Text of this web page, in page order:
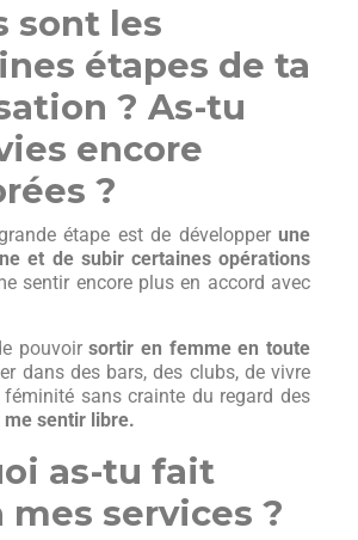
sont les
étapes de ta
? As-tu
encore
?
étape est de développer une
et de subir certaines opérations
sentir encore plus en accord avec
pouvoirsortir en femme en toute
dans des bars, des clubs, de vivre
sans crainte du regard des
me sentir libre.
as-tu fait
mes services ?